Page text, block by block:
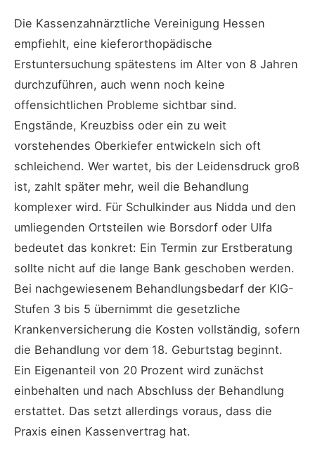
Die Kassenzahnärztliche Vereinigung Hessen
empfiehlt, eine kieferorthopädische
Erstuntersuchung spätestens im Alter von 8 Jahren
durchzuführen, auch wenn noch keine
offensichtlichen Probleme sichtbar sind.
Engstände, Kreuzbiss oder ein zu weit
vorstehendes Oberkiefer entwickeln sich oft
schleichend. Wer wartet, bis der Leidensdruck groß
ist, zahlt später mehr, weil die Behandlung
komplexer wird. Für Schulkinder aus Nidda und den
umliegenden Ortsteilen wie Borsdorf oder Ulfa
bedeutet das konkret: Ein Termin zur Erstberatung
sollte nicht auf die lange Bank geschoben werden.
Bei nachgewiesenem Behandlungsbedarf der KIG-
Stufen 3 bis 5 übernimmt die gesetzliche
Krankenversicherung die Kosten vollständig, sofern
die Behandlung vor dem 18. Geburtstag beginnt.
Ein Eigenanteil von 20 Prozent wird zunächst
einbehalten und nach Abschluss der Behandlung
erstattet. Das setzt allerdings voraus, dass die
Praxis einen Kassenvertrag hat.